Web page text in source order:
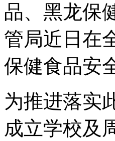
品、黑龙保
管局近日在
保健食品安
为推进落实
成立学校及